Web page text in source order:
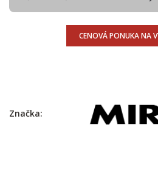
CENOVÁ PONUKA NA
Značka: